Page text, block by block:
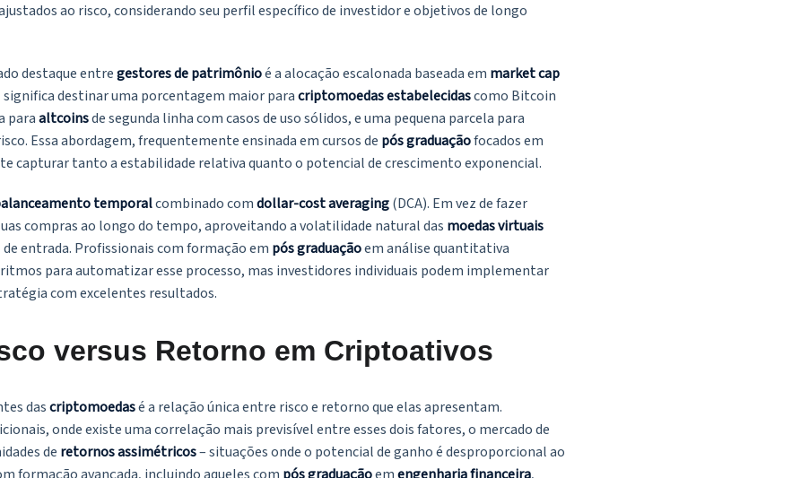
ao risco, considerando seu perfil específico de investidor e objetivos de longo
destaque entregestores de patrimônioé a alocação escalonada baseada em market cap
destinar uma porcentagem maior paracriptomoedas estabelecidascomo Bitcoin
paraaltcoinsde segunda linha com casos de uso sólidos, e uma pequena parcela para
Essa abordagem, frequentemente ensinada em cursos de pós graduaçãofocados em
capturar tanto a estabilidade relativa quanto o potencial de crescimento exponencial.
temporalcombinado comdollar-cost averaging(DCA). Em vez de fazer
compras ao longo do tempo, aproveitando a volatilidade natural das moedas virtuais
entrada. Profissionais com formação em pós graduaçãoem análise quantitativa
para automatizar esse processo, mas investidores individuais podem implementar
com excelentes resultados.
versus Retorno em Criptoativos
dascriptomoedasé a relação única entre risco e retorno que elas apresentam.
onde existe uma correlação mais previsível entre esses dois fatores, o mercado de
de retornos assimétricos– situações onde o potencial de ganho é desproporcional ao